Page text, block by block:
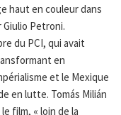
haut en couleur dans
Giulio Petroni.
du PCI, qui avait
en
et le Mexique
en lutte. Tomás Milián
film, « loin de la